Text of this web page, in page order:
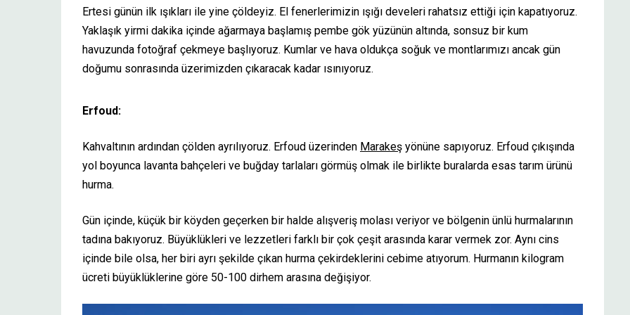
Ertesi günün ilk ışıkları ile yine çöldeyiz. El fenerlerimizin ışığı develeri rahatsız ettiği için kapatıyoruz.
Yaklaşık yirmi dakika içinde ağarmaya başlamış pembe gök yüzünün altında, sonsuz bir kum
havuzunda fotoğraf çekmeye başlıyoruz. Kumlar ve hava oldukça soğuk ve montlarımızı ancak gün
doğumu sonrasında üzerimizden çıkaracak kadar ısınıyoruz.
Erfoud:
Kahvaltının ardından çölden ayrılıyoruz. Erfoud üzerinden Marakeş yönüne sapıyoruz. Erfoud çıkışında
yol boyunca lavanta bahçeleri ve buğday tarlaları görmüş olmak ile birlikte buralarda esas tarım ürünü
hurma.
Gün içinde, küçük bir köyden geçerken bir halde alışveriş molası veriyor ve bölgenin ünlü hurmalarının
tadına bakıyoruz. Büyüklükleri ve lezzetleri farklı bir çok çeşit arasında karar vermek zor. Aynı cins
içinde bile olsa, her biri ayrı şekilde çıkan hurma çekirdeklerini cebime atıyorum. Hurmanın kilogram
ücreti büyüklüklerine göre 50-100 dirhem arasına değişiyor.